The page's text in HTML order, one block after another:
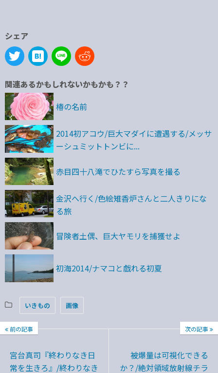
シェア
関連あるかもしれないかもかも？？
椿の名前
2014初アコウ/巨大マダイに遭遇する/メッサ
ーシュミットトンビに...
赤目四十八滝でひたすら写真を撮る
金沢へ行く/色絵雉香炉さんと二人きりにな
る旅
冒険者土偶、巨大ヤモリを捕獲せよ
初海2014/ナマコと戯れる初夏
いきもの 画像
前の記事
宮台真司『終わりなき日
常を生きろ』/終わりなき
次の記事
被爆量は可視化できる
か？/絶対領域放射線チラ